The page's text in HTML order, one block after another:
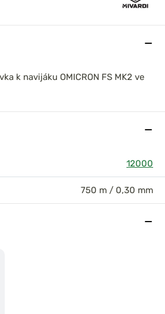
k navijáku OMICRON FS MK2 ve
12000
750 m / 0,30 mm